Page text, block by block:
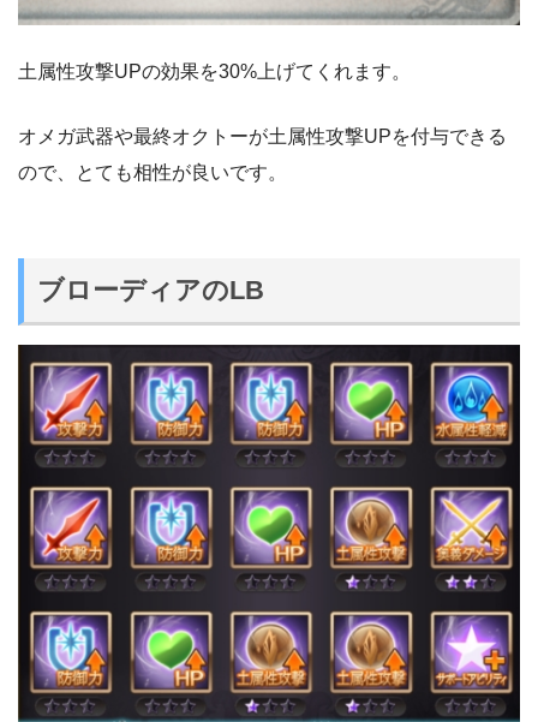
土属性攻撃UPの効果を30%上げてくれます。
オメガ武器や最終オクトーが土属性攻撃UPを付与できる
ので、とても相性が良いです。
ブローディアのLB